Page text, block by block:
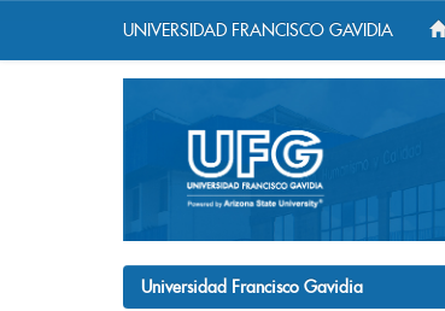
UNIVERSIDAD FRANCISCO GAVIDIA
Universidad Francisco Gavidia